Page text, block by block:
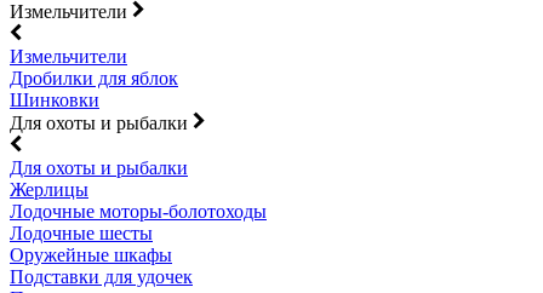
Измельчители
Измельчители
Дробилки для яблок
Шинковки
Для охоты и рыбалки
Для охоты и рыбалки
Жерлицы
Лодочные моторы-болотоходы
Лодочные шесты
Оружейные шкафы
Подставки для удочек